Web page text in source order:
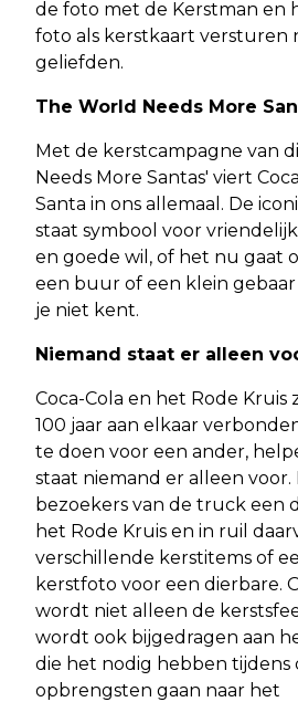
de foto met de Kerstman en
foto als kerstkaart versturen
geliefden.
The World Needs More
Met de kerstcampagne van
Needs More Santas' viert
Santa in ons allemaal. De
staat symbool voor
en goede wil, of het nu gaat
een buur of een klein
je niet kent.
Niemand staat er alleen
Coca-Cola en het Rode Kruis
100 jaar aan elkaar
te doen voor een ander,
staat niemand er alleen
bezoekers van de truck een
het Rode Kruis en in ruil
verschillende kerstitems of
kerstfoto voor een dierbare.
wordt niet alleen de
wordt ook bijgedragen aan
die het nodig hebben tijdens
opbrengsten gaan naar het